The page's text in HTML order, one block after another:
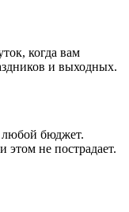
когда вам
и выходных.
любой бюджет.
этом не пострадает.